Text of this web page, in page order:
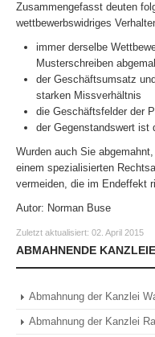
Zusammengefasst deuten
wettbewerbswidriges
immer derselbe
Musterschreiben
der Geschäftsumsatz
starken Missverhältnis
die Geschäftsfelder der
der Gegenstandswert ist
Wurden auch Sie
einem spezialisierten
vermeiden, die im Endeffekt
Autor: Norman Buse
Zuletzt aktualisiert: 02. April 2015
ABMAHNENDE
Abmahnung der Kanzlei
Abmahnung der Kanzlei